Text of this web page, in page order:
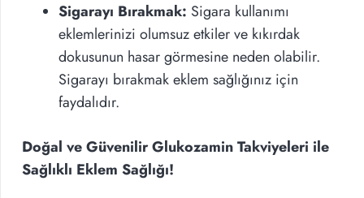
Sigarayı Bırakmak: Sigara kullanımı
eklemlerinizi olumsuz etkiler ve kıkırdak
dokusunun hasar görmesine neden olabilir.
Sigarayı bırakmak eklem sağlığınız için
faydalıdır.
Doğal ve Güvenilir Glukozamin Takviyeleri ile
Sağlıklı Eklem Sağlığı!